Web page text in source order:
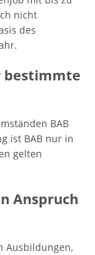
nicht
des
bestimmte
BAB
ist BAB nur in
gelten
Anspruch
Ausbildungen,